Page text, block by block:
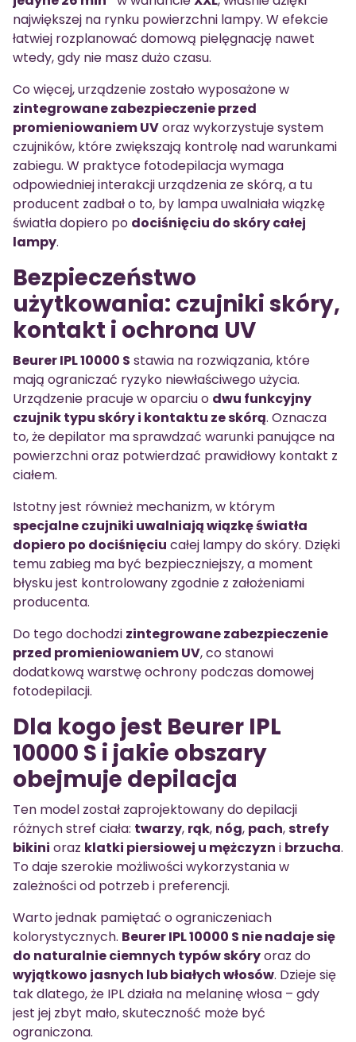
największej na rynku powierzchni lampy. W efekcie
łatwiej rozplanować domową pielęgnację nawet
wtedy, gdy nie masz dużo czasu.
Co więcej, urządzenie zostało wyposażone w
zintegrowane zabezpieczenie przed
promieniowaniem UVoraz wykorzystuje system
czujników, które zwiększają kontrolę nad warunkami
zabiegu. W praktyce fotodepilacja wymaga
odpowiedniej interakcji urządzenia ze skórą, a tu
producent zadbał o to, by lampa uwalniała wiązkę
światła dopiero po dociśnięciu do skóry całej
lampy.
Bezpieczeństwo
użytkowania: czujniki skóry,
kontakt i ochrona UV
Beurer IPL 10000 S stawia na rozwiązania, które
mają ograniczać ryzyko niewłaściwego użycia.
Urządzenie pracuje w oparciu o dwu funkcyjny
czujnik typu skóry i kontaktu ze skórą. Oznacza
to, że depilator ma sprawdzać warunki panujące na
powierzchni oraz potwierdzać prawidłowy kontakt z
ciałem.
Istotny jest również mechanizm, w którym
specjalne czujniki uwalniają wiązkę światła
dopiero po dociśnięciu całej lampy do skóry. Dzięki
temu zabieg ma być bezpieczniejszy, a moment
błysku jest kontrolowany zgodnie z założeniami
producenta.
Do tego dochodzi zintegrowane zabezpieczenie
przed promieniowaniem UV, co stanowi
dodatkową warstwę ochrony podczas domowej
fotodepilacji.
Dla kogo jest Beurer IPL
10000 S i jakie obszary
obejmuje depilacja
Ten model został zaprojektowany do depilacji
różnych stref ciała: twarzy, rąk, nóg, pach,strefy
bikini oraz klatki piersiowej u mężczyzn i brzucha.
To daje szerokie możliwości wykorzystania w
zależności od potrzeb i preferencji.
Warto jednak pamiętać o ograniczeniach
kolorystycznych. Beurer IPL 10000 S nie nadaje się
do naturalnie ciemnych typów skóryoraz do
wyjątkowo jasnych lub białych włosów. Dzieje się
tak dlatego, że IPL działa na melaninę włosa – gdy
jest jej zbyt mało, skuteczność może być
ograniczona.